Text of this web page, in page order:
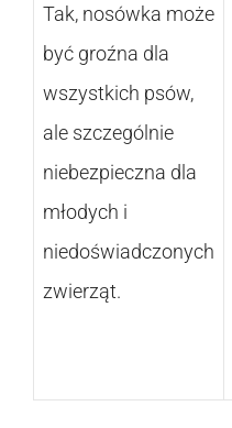
Tak, nosówka może
być groźna dla
wszystkich psów,
ale szczególnie
niebezpieczna dla
młodych i
niedoświadczonych
zwierząt.